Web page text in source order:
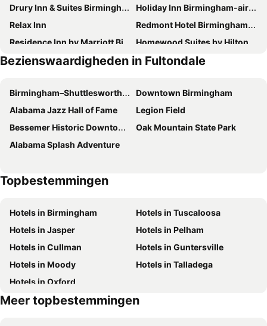
Drury Inn & Suites Birmingham Grandview
Holiday Inn Birmingham-airport By Ihg
Relax Inn
Redmont Hotel Birmingham, Curio Collection by Hilton
Residence Inn by Marriott Birmingham Downtown at UAB
Homewood Suites by Hilton Birmingham Downtown Near UAB
Embassy Suites by Hilton Birmingham
Motel 6 Birmingham, AL
Bezienswaardigheden in Fultondale
Birmingham–Shuttlesworth International Airport
Downtown Birmingham
Alabama Jazz Hall of Fame
Legion Field
Bessemer Historic Downtown District
Oak Mountain State Park
Alabama Splash Adventure
Topbestemmingen
Hotels in Birmingham
Hotels in Tuscaloosa
Hotels in Jasper
Hotels in Pelham
Hotels in Cullman
Hotels in Guntersville
Hotels in Moody
Hotels in Talladega
Hotels in Oxford
Meer topbestemmingen